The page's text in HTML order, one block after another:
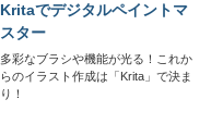
Kritaでデジタルペイントマ
スター
多彩なブラシや機能が光る！これか
らのイラスト作成は「Krita」で決ま
り！